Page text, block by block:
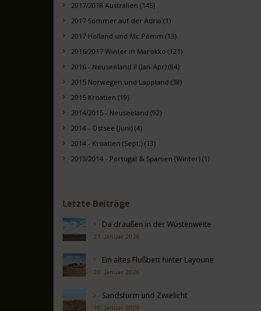
2017/2018 Australien (145)
2017 Sommer auf der Adria (1)
2017 Holland und Mc Pomm (13)
2016/2017 Winter in Marokko (121)
2016 - Neuseeland II (Jan-Apr) (84)
2015 Norwegen und Lappland (38)
2015 Kroatien (19)
2014/2015 - Neuseeland (92)
2014 - Ostsee (Juni) (4)
2014 - Kroatien (Sept.) (13)
2013/2014 - Portugal & Spanien (Winter) (1)
Letzte Beiträge
Da draußen in der Wüstenweite
21. Januar 2026
Ein altes Flußbett hinter Layoune
20. Januar 2026
Sandsturm und Zwielicht
19. Januar 2026